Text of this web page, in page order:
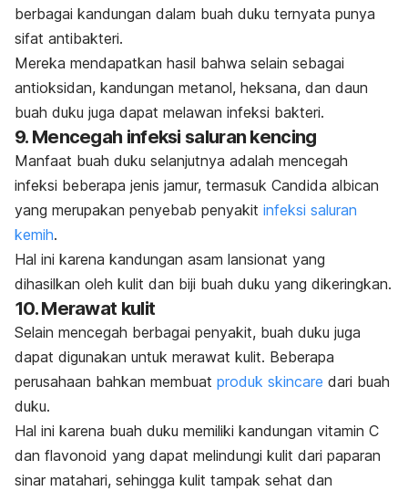
berbagai kandungan dalam buah duku ternyata punya
sifat antibakteri.
Mereka mendapatkan hasil bahwa selain sebagai
antioksidan, kandungan metanol, heksana, dan daun
buah duku juga dapat melawan infeksi bakteri.
9. Mencegah infeksi saluran kencing
Manfaat buah duku selanjutnya adalah mencegah
infeksi beberapa jenis jamur, termasuk Candida albican
yang merupakan penyebab penyakit infeksi saluran
kemih.
Hal ini karena kandungan asam lansionat yang
dihasilkan oleh kulit dan biji buah duku yang dikeringkan.
10. Merawat kulit
Selain mencegah berbagai penyakit, buah duku juga
dapat digunakan untuk merawat kulit. Beberapa
perusahaan bahkan membuat produk skincare dari buah
duku.
Hal ini karena buah duku memiliki kandungan vitamin C
dan flavonoid yang dapat melindungi kulit dari paparan
sinar matahari, sehingga kulit tampak sehat dan